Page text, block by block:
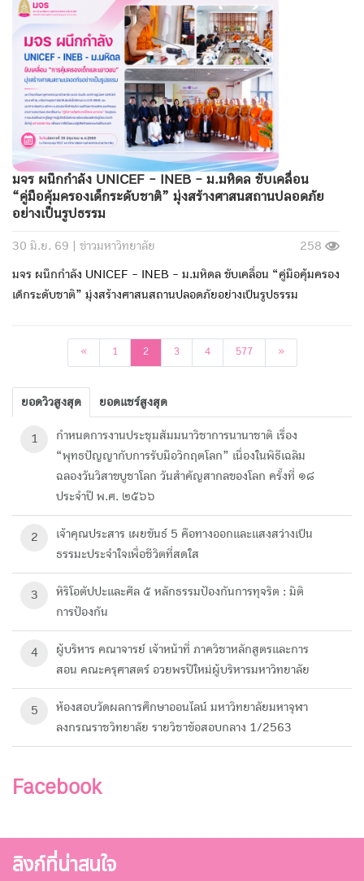
มจร ผนึกกำลัง UNICEF - INEB - ม.มหิดล ขับเคลื่อน
“คู่มือคุ้มครองเด็กระดับชาติ” มุ่งสร้างศาสนสถานปลอดภัย
อย่างเป็นรูปธรรม
30 มิ.ย. 69 | ข่าวมหาวิทยาลัย 258
มจร ผนึกกำลัง UNICEF - INEB - ม.มหิดล ขับเคลื่อน “คู่มือคุ้มครอง
เด็กระดับชาติ” มุ่งสร้างศาสนสถานปลอดภัยอย่างเป็นรูปธรรม
«ก่อนหน้า1 2 3 4 577 »ถัดไป
ยอดวิวสูงสุด ยอดแชร์สูงสุด
1
กำหนดการงานประชุมสัมมนาวิชาการนานาชาติ เรื่อง
“พุทธปัญญากับการรับมือวิกฤตโลก” เนื่องในพิธีเฉลิม
ฉลองวันวิสาขบูชาโลก วันสำคัญสากลของโลก ครั้งที่ ๑๘
ประจำปี พ.ศ. ๒๕๖๖
2
เจ้าคุณประสาร เผยขันธ์ 5 คือทางออกและแสงสว่างเป็น
ธรรมะประจำใจเพื่อชีวิตที่สดใส
3
หิริโอตัปปะและศีล ๕ หลักธรรมป้องกันการทุจริต : มิติ
การป้องกัน
4
ผู้บริหาร คณาจารย์ เจ้าหน้าที่ ภาควิชาหลักสูตรและการ
สอน คณะครุศาสตร์ อวยพรปีใหม่ผู้บริหารมหาวิทยาลัย
5
ห้องสอบวัดผลการศึกษา​ออนไลน์ มหาวิทยาลัย​มหา​จุฬา
ลงกรณ​ราช​วิทยาลัย​ รายวิชาข้อสอบกลาง 1/2563
Facebook
ลิงก์ที่น่าสนใจ